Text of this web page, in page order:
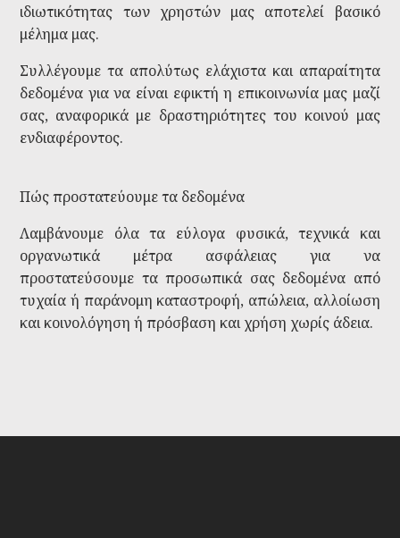
ιδιωτικότητας των χρηστών μας αποτελεί βασικό
μέλημα μας.
Συλλέγουμε τα απολύτως ελάχιστα και απαραίτητα
δεδομένα για να είναι εφικτή η επικοινωνία μας μαζί
σας, αναφορικά με δραστηριότητες του κοινού μας
ενδιαφέροντος.
Πώς προστατεύουμε τα δεδομένα
Λαμβάνουμε όλα τα εύλογα φυσικά, τεχνικά και
οργανωτικά μέτρα ασφάλειας για να
προστατεύσουμε τα προσωπικά σας δεδομένα από
τυχαία ή παράνομη καταστροφή, απώλεια, αλλοίωση
και κοινολόγηση ή πρόσβαση και χρήση χωρίς άδεια.